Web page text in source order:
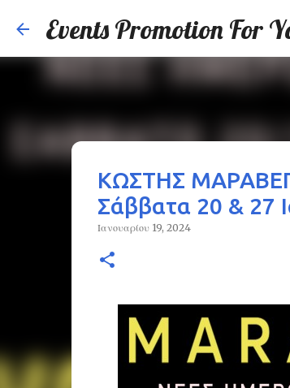
Events Promotion For
ΚΩΣΤΗΣ
Σάββατα 20 & 27
Ιανουαρίου 19, 2024